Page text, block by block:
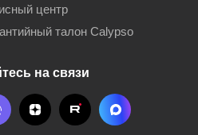
центр
талон Calypso
на связи